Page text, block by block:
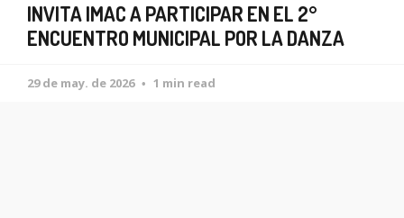
INVITA IMAC A PARTICIPAR EN EL 2°
ENCUENTRO MUNICIPAL POR LA DANZA
29 de may. de 2026 1 min read